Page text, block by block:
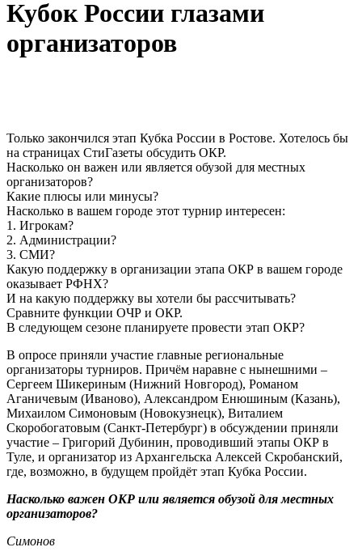
Кубок России глазами
организаторов
Только закончился этап Кубка России в Ростове. Хотелось бы
на страницах СтиГазеты обсудить ОКР.
Насколько он важен или является обузой для местных
организаторов?
Какие плюсы или минусы?
Насколько в вашем городе этот турнир интересен:
1. Игрокам?
2. Администрации?
3. СМИ?
Какую поддержку в организации этапа ОКР в вашем городе
оказывает РФНХ?
И на какую поддержку вы хотели бы рассчитывать?
Сравните функции ОЧР и ОКР.
В следующем сезоне планируете провести этап ОКР?
В опросе приняли участие главные региональные
организаторы турниров. Причём наравне с нынешними –
Сергеем Шикериным (Нижний Новгород), Романом
Аганичевым (Иваново), Александром Енюшиным (Казань),
Михаилом Симоновым (Новокузнецк), Виталием
Скоробогатовым (Санкт-Петербург) в обсуждении приняли
участие – Григорий Дубинин, проводивший этапы ОКР в
Туле, и организатор из Архангельска Алексей Скробанский,
где, возможно, в будущем пройдёт этап Кубка России.
Насколько важен ОКР или является обузой для местных
организаторов?
Симонов